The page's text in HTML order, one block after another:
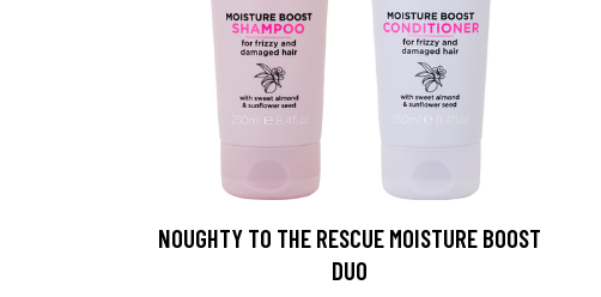
NOUGHTY TO THE RESCUE MOISTURE BOOST
DUO